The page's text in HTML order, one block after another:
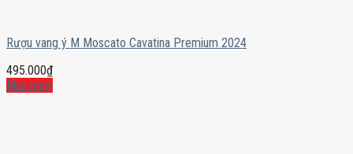
Rượu vang ý M Moscato Cavatina Premium 2024
495.000₫
Mua ngay